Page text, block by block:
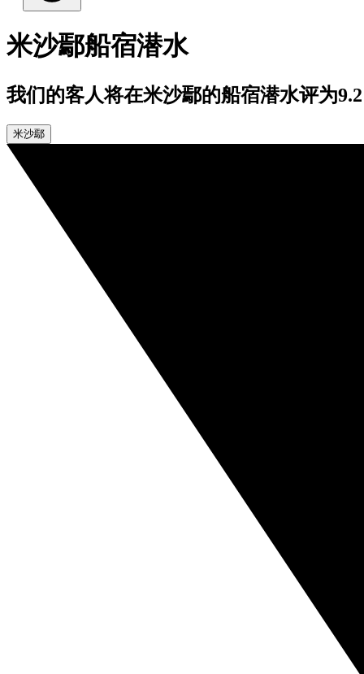
米沙鄢船宿潜水
我们的客人将在米沙鄢的船宿潜水评为9.2
米沙鄢